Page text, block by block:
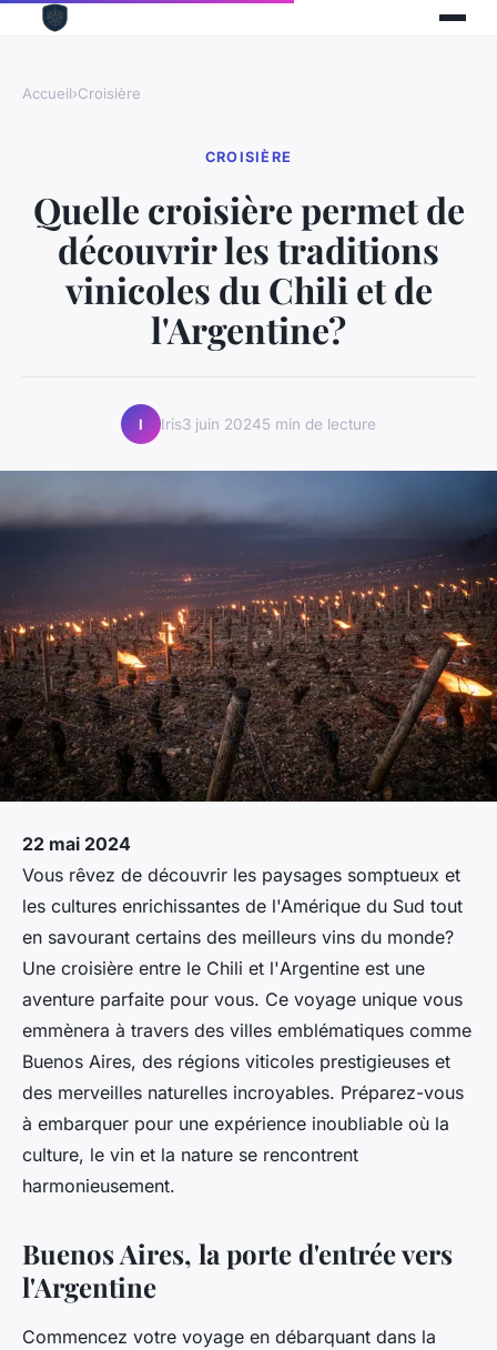
Accueil›Croisière
CROISIÈRE
Quelle croisière permet de
découvrir les traditions
vinicoles du Chili et de
l'Argentine?
I Iris3 juin 20245 min de lecture
22 mai 2024
Vous rêvez de découvrir les paysages somptueux et
les cultures enrichissantes de l'Amérique du Sud tout
en savourant certains des meilleurs vins du monde?
Une croisière entre le Chili et l'Argentine est une
aventure parfaite pour vous. Ce voyage unique vous
emmènera à travers des villes emblématiques comme
Buenos Aires, des régions viticoles prestigieuses et
des merveilles naturelles incroyables. Préparez-vous
à embarquer pour une expérience inoubliable où la
culture, le vin et la nature se rencontrent
harmonieusement.
Buenos Aires, la porte d'entrée vers
l'Argentine
Commencez votre voyage en débarquant dans la